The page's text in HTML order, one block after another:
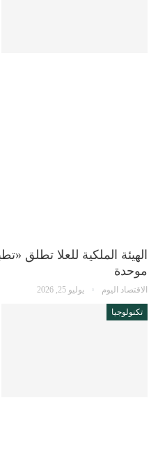
الهيئة الملكية للعلا تطلق
موحدة
الاقتصاد اليوم يوليو 25, 2026
تكنولوجيا